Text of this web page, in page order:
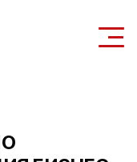
Безплатно